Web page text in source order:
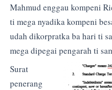
Mahmud enggau kompeni
ti mega nyadika kompeni
udah dikorpratka ba hari ti
mega dipegai pengarah ti
Surat
penerang